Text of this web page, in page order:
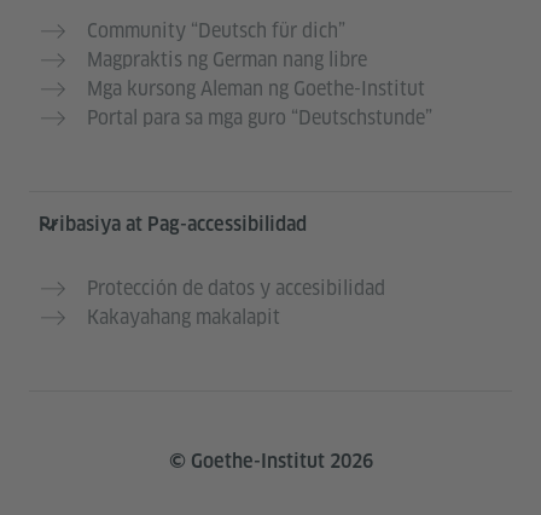
Community “Deutsch für dich”
Magpraktis ng German nang libre
Mga kursong Aleman ng Goethe-Institut
Portal para sa mga guro “Deutschstunde”
Pribasiya at Pag-accessibilidad
Protección de datos y accesibilidad
Kakayahang makalapit
© Goethe-Institut 2026